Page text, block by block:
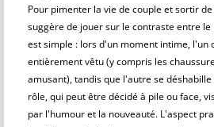
Pour pimenter la vie de couple et sortir
suggère de jouer sur le contraste entre le
est simple : lors d'un moment intime, l'un
entièrement vêtu (y compris les
amusant), tandis que l'autre se
rôle, qui peut être décidé à pile ou face,
par l'humour et la nouveauté. L'aspect